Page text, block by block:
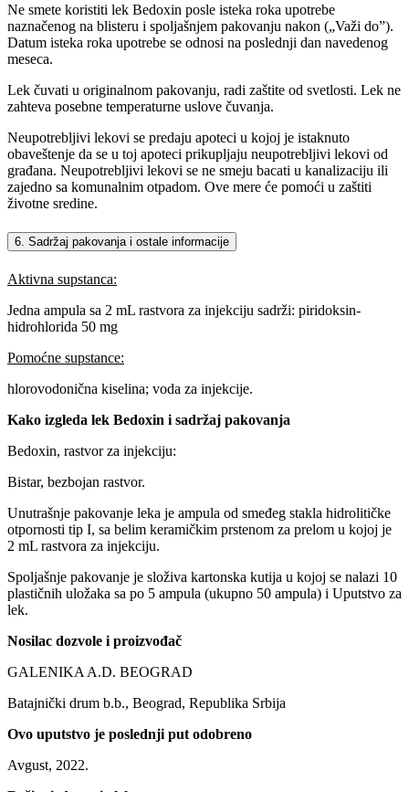
Ne smete koristiti lek Bedoxin posle isteka roka upotrebe
naznačenog na blisteru i spoljašnjem pakovanju nakon („Važi do”).
Datum isteka roka upotrebe se odnosi na poslednji dan navedenog
meseca.
Lek čuvati u originalnom pakovanju, radi zaštite od svetlosti. Lek ne
zahteva posebne temperaturne uslove čuvanja.
Neupotrebljivi lekovi se predaju apoteci u kojoj je istaknuto
obaveštenje da se u toj apoteci prikupljaju neupotrebljivi lekovi od
građana. Neupotrebljivi lekovi se ne smeju bacati u kanalizaciju ili
zajedno sa komunalnim otpadom. Ove mere će pomoći u zaštiti
životne sredine.
6. Sadržaj pakovanja i ostale informacije
Aktivna supstanca:
Jedna ampula sa 2 mL rastvora za injekciju sadrži: piridoksin-
hidrohlorida 50 mg
Pomoćne supstance:
hlorovodonična kiselina; voda za injekcije.
Kako izgleda lek Bedoxin i sadržaj pakovanja
Bedoxin, rastvor za injekciju:
Bistar, bezbojan rastvor.
Unutrašnje pakovanje leka je ampula od smeđeg stakla hidrolitičke
otpornosti tip I, sa belim keramičkim prstenom za prelom u kojoj je
2 mL rastvora za injekciju.
Spoljašnje pakovanje je složiva kartonska kutija u kojoj se nalazi 10
plastičnih uložaka sa po 5 ampula (ukupno 50 ampula) i Uputstvo za
lek.
Nosilac dozvole i proizvođač
GALENIKA A.D. BEOGRAD
Batajnički drum b.b., Beograd, Republika Srbija
Ovo uputstvo je poslednji put odobreno
Avgust, 2022.